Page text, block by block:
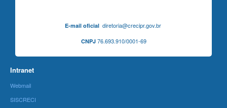
E-mail oficialdiretoria@crecipr.gov.br
CNPJ76.693.910/0001-69
Intranet
Webmail
SISCRECI